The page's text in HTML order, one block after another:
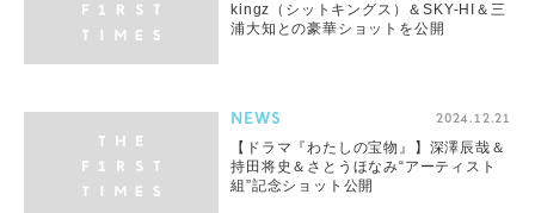
kingz（シットキングス）＆SKY-HI＆三
浦大知との豪華ショットを公開
NEWS 2024.12.21
【ドラマ『わたしの宝物』】深澤辰哉＆
持田将史＆さとうほなみ“アーティスト
組”記念ショット公開